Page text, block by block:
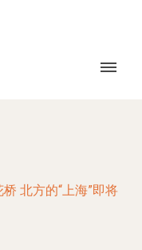
桥 北方的“上海”即将